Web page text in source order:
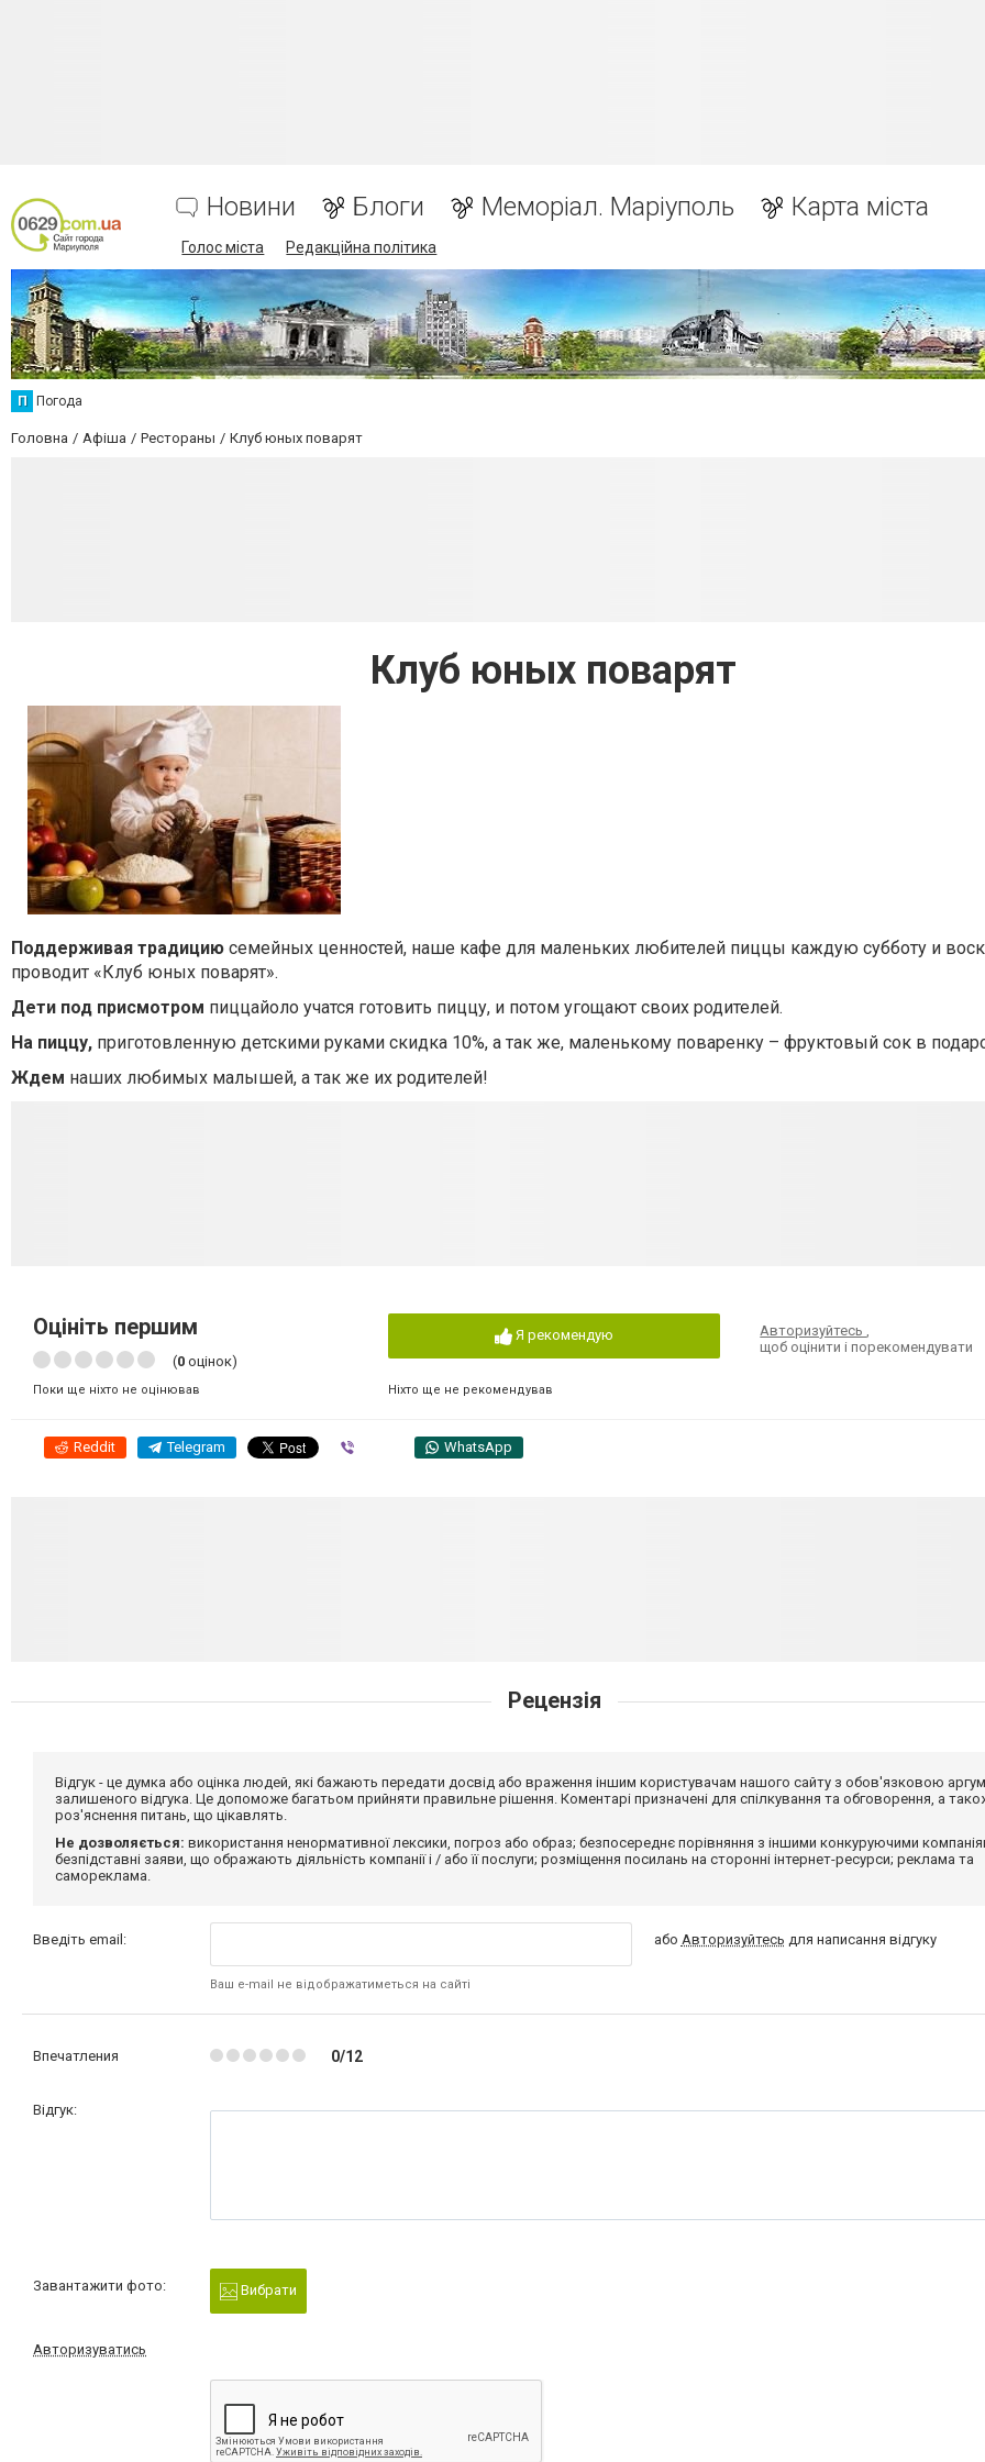
Новини Блоги Меморіал. Маріуполь Карта міста
Голос міста Редакційна політика
П Погода
Головна Афіша Рестораны Клуб юных поварят
Клуб юных поварят
Поддерживая традицию семейных ценностей, наше кафе для маленьких любителей пиццы каждую субботу и
проводит «Клуб юных поварят».
Дети под присмотром пиццайоло учатся готовить пиццу, и потом угощают своих родителей.
На пиццу, приготовленную детскими руками скидка 10%, а так же, маленькому поваренку – фруктовый сок в
Ждем наших любимых малышей, а так же их родителей!
Оцініть першим
(0 оцінок)
Поки ще ніхто не оцінював
Я рекомендую
Ніхто ще не рекомендував
Авторизуйтесь,
щоб оцінити і порекомендувати
Reddit Telegram WhatsApp
Рецензія
Відгук - це думка або оцінка людей, які бажають передати досвід або враження іншим користувачам нашого сайту з обов'язковою
залишеного відгука. Це допоможе багатьом прийняти правильне рішення. Коментарі призначені для спілкування та обговорення, а
роз'яснення питань, що цікавлять.
Не дозволяється: використання ненормативної лексики, погроз або образ; безпосереднє порівняння з іншими конкуруючими
безпідставні заяви, що ображають діяльність компанії і / або її послуги; розміщення посилань на сторонні інтернет-ресурси; реклама та
самореклама.
Введіть email:
Ваш e-mail не відображатиметься на сайті
або Авторизуйтесь для написання відгуку
Впечатления 0/12
Відгук:
Завантажити фото: Вибрати
Авторизуватись